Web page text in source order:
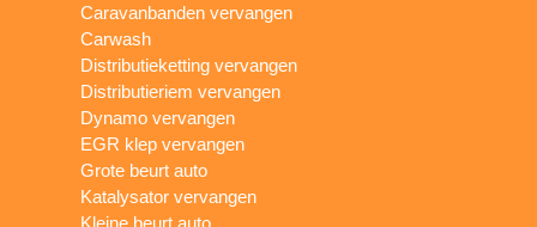
Caravanbanden vervangen
Carwash
Distributieketting vervangen
Distributieriem vervangen
Dynamo vervangen
EGR klep vervangen
Grote beurt auto
Katalysator vervangen